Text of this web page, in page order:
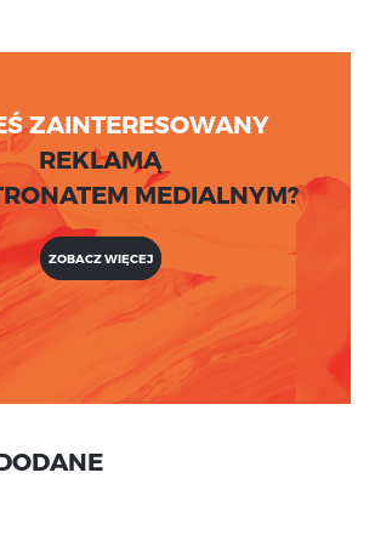
ZAINTERESOWANY
REKLAMĄ
MEDIALNYM?
ZOBACZ WIĘCEJ